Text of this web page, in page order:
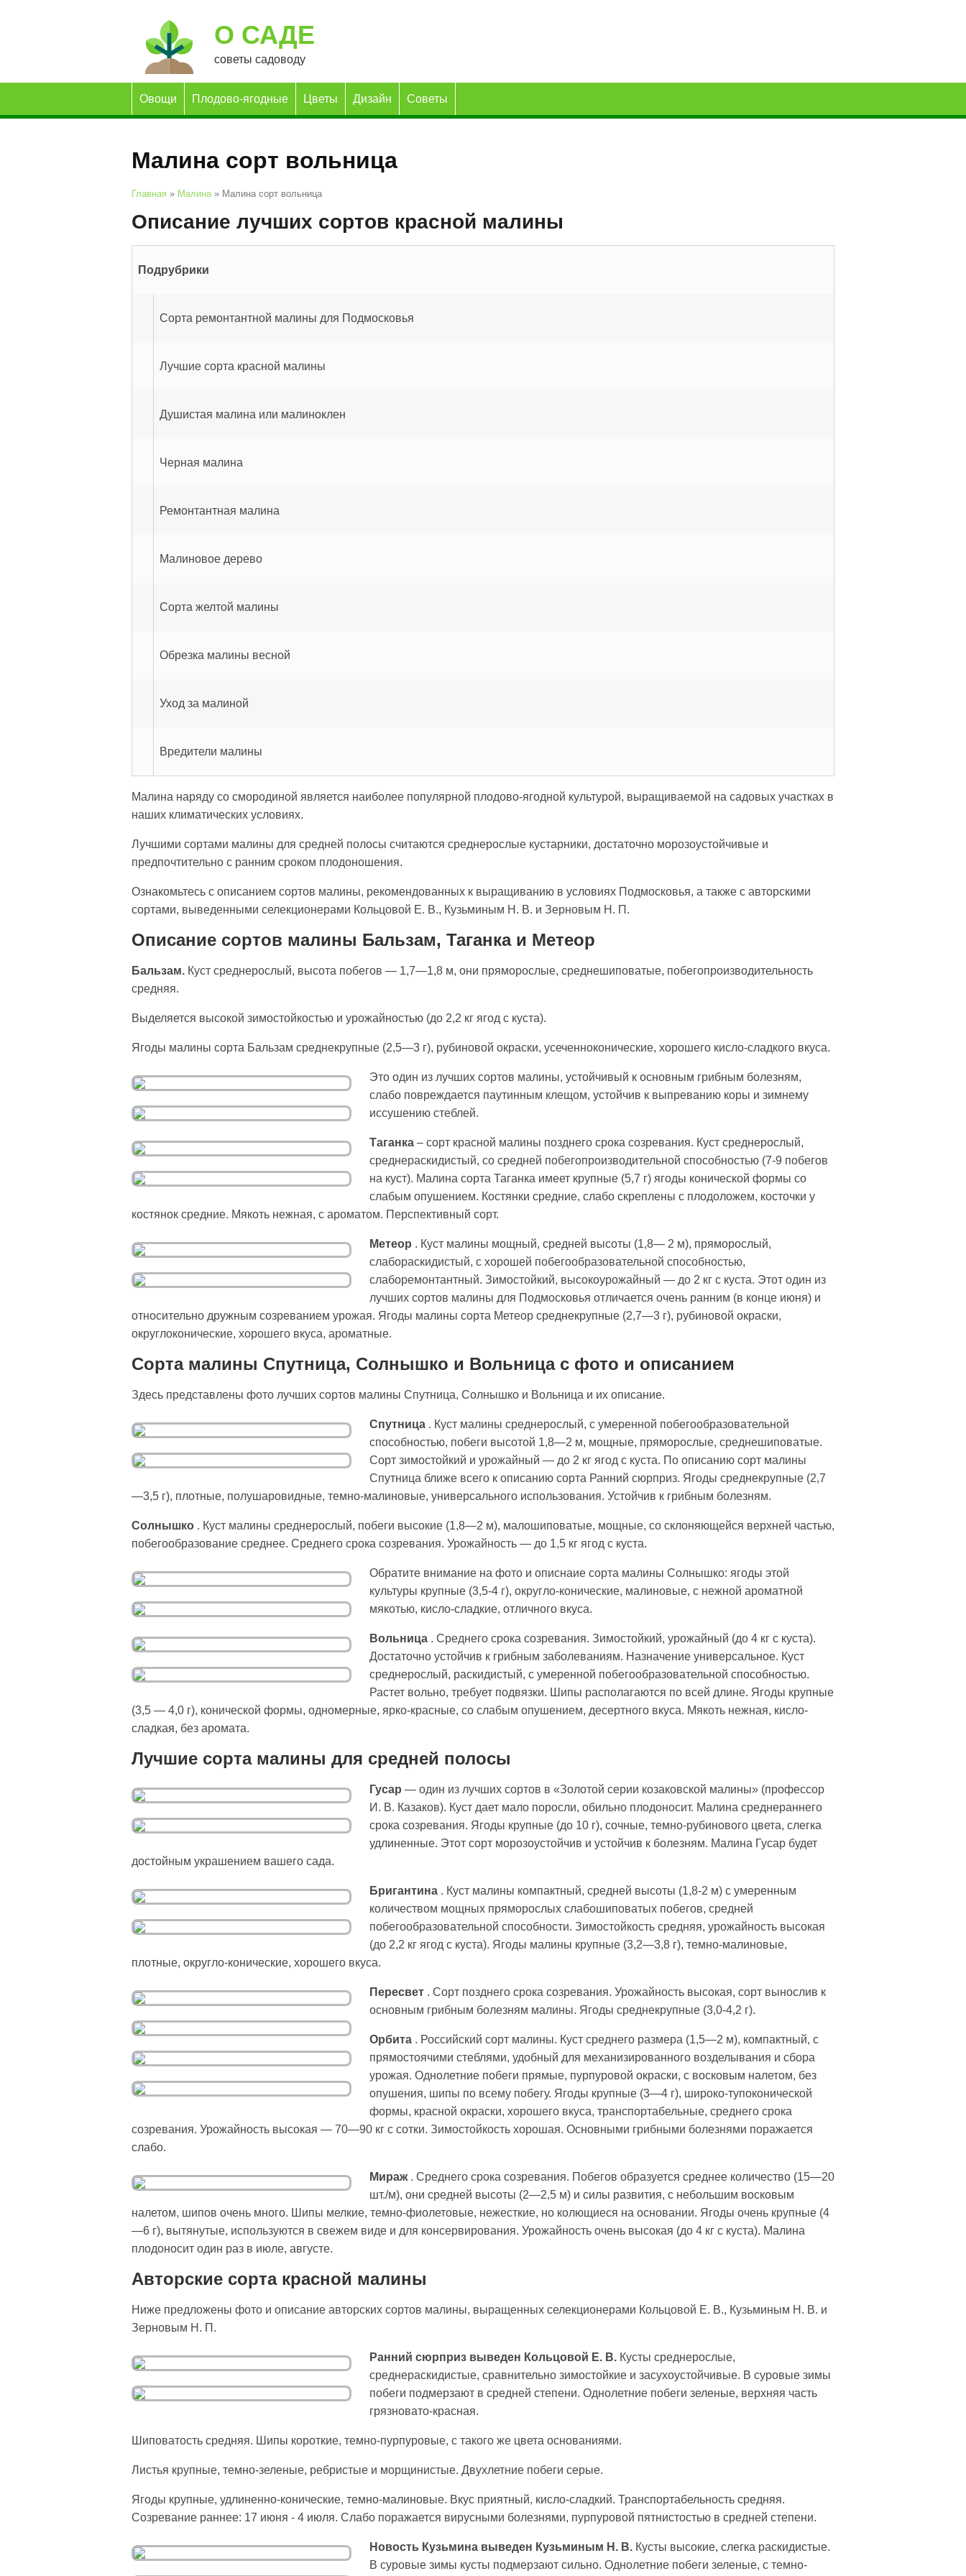
О САДЕ
советы садоводу
Малина сорт вольница
Главная » Малина» Малина сорт вольница
Описание лучших сортов красной малины
Подрубрики
Сорта ремонтантной малины для Подмосковья
Лучшие сорта красной малины
Душистая малина или малиноклен
Черная малина
Ремонтантная малина
Малиновое дерево
Сорта желтой малины
Обрезка малины весной
Уход за малиной
Вредители малины
Малина наряду со смородиной является наиболее популярной плодово-ягодной культурой, выращиваемой на садовых участках в
наших климатических условиях.
Лучшими сортами малины для средней полосы считаются среднерослые кустарники, достаточно морозоустойчивые и
предпочтительно с ранним сроком плодоношения.
Ознакомьтесь с описанием сортов малины, рекомендованных к выращиванию в условиях Подмосковья, а также с авторскими
сортами, выведенными селекционерами Кольцовой Е. В., Кузьминым Н. В. и Зерновым Н. П.
Описание сортов малины Бальзам, Таганка и Метеор
Бальзам. Куст среднерослый, высота побегов — 1,7—1,8 м, они пряморослые, среднешиповатые, побегопроизводительность
средняя.
Выделяется высокой зимостойкостью и урожайностью (до 2,2 кг ягод с куста).
Ягоды малины сорта Бальзам среднекрупные (2,5—3 г), рубиновой окраски, усеченноконические, хорошего кисло-сладкого вкуса.
Это один из лучших сортов малины, устойчивый к основным грибным болезням,
слабо повреждается паутинным клещом, устойчив к выпреванию коры и зимнему
иссушению стеблей.
Таганка – сорт красной малины позднего срока созревания. Куст среднерослый,
среднераскидистый, со средней побегопроизводительной способностью (7-9 побегов
на куст). Малина сорта Таганка имеет крупные (5,7 г) ягоды конической формы со
слабым опушением. Костянки средние, слабо скреплены с плодоложем, косточки у
костянок средние. Мякоть нежная, с ароматом. Перспективный сорт.
Метеор . Куст малины мощный, средней высоты (1,8— 2 м), пряморослый,
слабораскидистый, с хорошей побегообразовательной способностью,
слаборемонтантный. Зимостойкий, высокоурожайный — до 2 кг с куста. Этот один из
лучших сортов малины для Подмосковья отличается очень ранним (в конце июня) и
относительно дружным созреванием урожая. Ягоды малины сорта Метеор среднекрупные (2,7—3 г), рубиновой окраски,
округлоконические, хорошего вкуса, ароматные.
Сорта малины Спутница, Солнышко и Вольница с фото и описанием
Здесь представлены фото лучших сортов малины Спутница, Солнышко и Вольница и их описание.
Спутница . Куст малины среднерослый, с умеренной побегообразовательной
способностью, побеги высотой 1,8—2 м, мощные, пряморослые, среднешиповатые.
Сорт зимостойкий и урожайный — до 2 кг ягод с куста. По описанию сорт малины
Спутница ближе всего к описанию сорта Ранний сюрприз. Ягоды среднекрупные (2,7
—3,5 г), плотные, полушаровидные, темно-малиновые, универсального использования. Устойчив к грибным болезням.
Солнышко . Куст малины среднерослый, побеги высокие (1,8—2 м), малошиповатые, мощные, со склоняющейся верхней частью,
побегообразование среднее. Среднего срока созревания. Урожайность — до 1,5 кг ягод с куста.
Обратите внимание на фото и описнаие сорта малины Солнышко: ягоды этой
культуры крупные (3,5-4 г), округло-конические, малиновые, с нежной ароматной
мякотью, кисло-сладкие, отличного вкуса.
Вольница . Среднего срока созревания. Зимостойкий, урожайный (до 4 кг с куста).
Достаточно устойчив к грибным заболеваниям. Назначение универсальное. Куст
среднерослый, раскидистый, с умеренной побегообразовательной способностью.
Растет вольно, требует подвязки. Шипы располагаются по всей длине. Ягоды крупные
(3,5 — 4,0 г), конической формы, одномерные, ярко-красные, со слабым опушением, десертного вкуса. Мякоть нежная, кисло-
сладкая, без аромата.
Лучшие сорта малины для средней полосы
Гусар — один из лучших сортов в «Золотой серии козаковской малины» (профессор
И. В. Казаков). Куст дает мало поросли, обильно плодоносит. Малина среднераннего
срока созревания. Ягоды крупные (до 10 г), сочные, темно-рубинового цвета, слегка
удлиненные. Этот сорт морозоустойчив и устойчив к болезням. Малина Гусар будет
достойным украшением вашего сада.
Бригантина . Куст малины компактный, средней высоты (1,8-2 м) с умеренным
количеством мощных пряморослых слабошиповатых побегов, средней
побегообразовательной способности. Зимостойкость средняя, урожайность высокая
(до 2,2 кг ягод с куста). Ягоды малины крупные (3,2—3,8 г), темно-малиновые,
плотные, округло-конические, хорошего вкуса.
Пересвет . Сорт позднего срока созревания. Урожайность высокая, сорт вынослив к
основным грибным болезням малины. Ягоды среднекрупные (3,0-4,2 г).
Орбита . Российский сорт малины. Куст среднего размера (1,5—2 м), компактный, с
прямостоячими стеблями, удобный для механизированного возделывания и сбора
урожая. Однолетние побеги прямые, пурпуровой окраски, с восковым налетом, без
опушения, шипы по всему побегу. Ягоды крупные (3—4 г), широко-тупоконической
формы, красной окраски, хорошего вкуса, транспортабельные, среднего срока
созревания. Урожайность высокая — 70—90 кг с сотки. Зимостойкость хорошая. Основными грибными болезнями поражается
слабо.
Мираж . Среднего срока созревания. Побегов образуется среднее количество (15—20
шт./м), они средней высоты (2—2,5 м) и силы развития, с небольшим восковым
налетом, шипов очень много. Шипы мелкие, темно-фиолетовые, нежесткие, но колющиеся на основании. Ягоды очень крупные (4
—6 г), вытянутые, используются в свежем виде и для консервирования. Урожайность очень высокая (до 4 кг с куста). Малина
плодоносит один раз в июле, августе.
Авторские сорта красной малины
Ниже предложены фото и описание авторских сортов малины, выращенных селекционерами Кольцовой Е. В., Кузьминым Н. В. и
Зерновым Н. П.
Ранний сюрприз выведен Кольцовой Е. В. Кусты среднерослые,
среднераскидистые, сравнительно зимостойкие и засухоустойчивые. В суровые зимы
побеги подмерзают в средней степени. Однолетние побеги зеленые, верхняя часть
грязновато-красная.
Шиповатость средняя. Шипы короткие, темно-пурпуровые, с такого же цвета основаниями.
Листья крупные, темно-зеленые, ребристые и морщинистые. Двухлетние побеги серые.
Ягоды крупные, удлиненно-конические, темно-малиновые. Вкус приятный, кисло-сладкий. Транспортабельность средняя.
Созревание раннее: 17 июня - 4 июля. Слабо поражается вирусными болезнями, пурпуровой пятнистостью в средней степени.
Новость Кузьмина выведен Кузьминым Н. В. Кусты высокие, слегка раскидистые.
В суровые зимы кусты подмерзают сильно. Однолетние побеги зеленые, с темно-
Овощи Плодово-ягодные Цветы Дизайн Советы